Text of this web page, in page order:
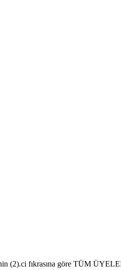
(2).ci fıkrasına göre TÜM